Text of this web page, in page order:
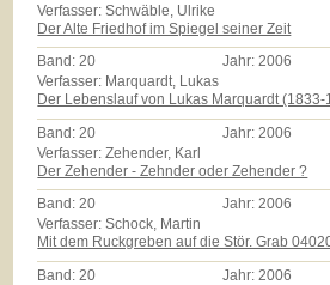
Verfasser: Schwäble, Ulrike
Der Alte Friedhof im Spiegel seiner Zeit
Band:20 Jahr:2006
Verfasser: Marquardt, Lukas
Der Lebenslauf von Lukas Marquardt (1833-
Band: 20 Jahr: 2006
Verfasser: Zehender, Karl
Der Zehender - Zehnder oder Zehender ?
Band:20 Jahr:2006
Verfasser: Schock, Martin
Mit dem Ruckgreben auf die Stör. Grab
Band: 20 Jahr: 2006